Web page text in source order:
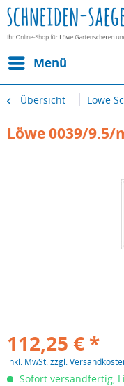
Menü
Übersicht Löwe
Löwe 0039/9.5/
112,25 € *
inkl. MwSt.zzgl.
Sofort versandfertig,